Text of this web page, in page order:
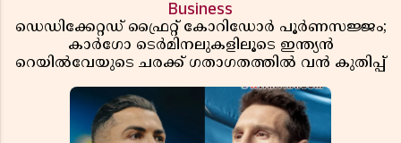
Business
ഡെഡിക്കേറ്റഡ് ഫ്രൈറ്റ് കോറിഡോർ പൂർണസജ്ജം;
കാർഗോ ടെർമിനലുകളിലൂടെ ഇന്ത്യൻ
റെയിൽവേയുടെ ചരക്ക് ഗതാഗതത്തിൽ വൻ കുതിപ്പ്